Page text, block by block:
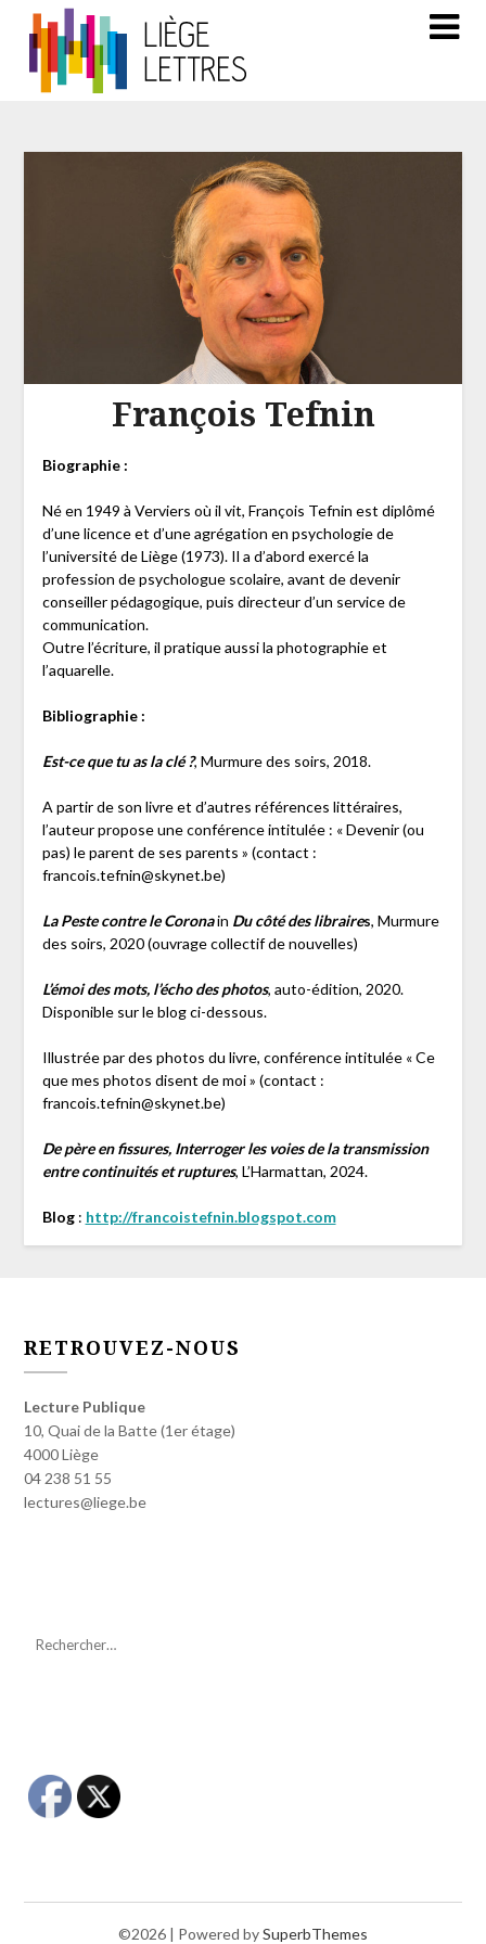
François Tefnin
Biographie :
Né en 1949 à Verviers où il vit, François Tefnin est diplômé
d’une licence et d’une agrégation en psychologie de
l’université de Liège (1973). Il a d’abord exercé la
profession de psychologue scolaire, avant de devenir
conseiller pédagogique, puis directeur d’un service de
communication.
Outre l’écriture, il pratique aussi la photographie et
l’aquarelle.
Bibliographie :
Est-ce que tu as la clé ?, Murmure des soirs, 2018.
A partir de son livre et d’autres références littéraires,
l’auteur propose une conférence intitulée : « Devenir (ou
pas) le parent de ses parents » (contact :
francois.tefnin@skynet.be)
La Peste contre le Coronain Du côté des libraires, Murmure
des soirs, 2020 (ouvrage collectif de nouvelles)
L’émoi des mots, l’écho des photos, auto-édition, 2020.
Disponible sur le blog ci-dessous.
Illustrée par des photos du livre, conférence intitulée « Ce
que mes photos disent de moi » (contact :
francois.tefnin@skynet.be)
De père en fissures, Interroger les voies de la transmission
entre continuités et ruptures, L’Harmattan, 2024.
Blog : http://francoistefnin.blogspot.com
RETROUVEZ-NOUS
Lecture Publique
10, Quai de la Batte (1er étage)
4000 Liège
04 238 51 55
lectures@liege.be
©2026 | Powered bySuperbThemes